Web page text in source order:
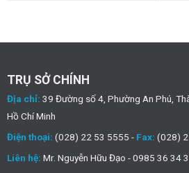
TRỤ SỞ CHÍNH
Địa chỉ: 39 Đường số 4, Phường An Phú,
Hồ Chí Minh
Điện thoại: (028) 22 53 5555 - Fax: (028)
Liên hệ: Mr. Nguyễn Hữu Đạo - 0985 36 34